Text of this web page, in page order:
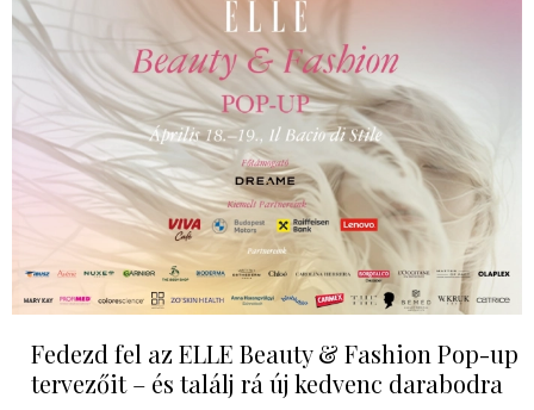
Fedezd fel az ELLE Beauty & Fashion Pop-up
tervezőit – és találj rá új kedvenc darabodra